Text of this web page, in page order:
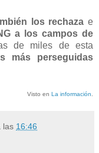
los rechaza e
a los campos de
de miles de esta
más perseguidas
Visto en La información
las 16:46